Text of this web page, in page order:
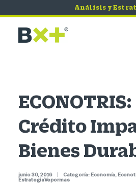
Análisis y
Bursátil
Quiero Invertir
Tips de Seguridad
Crédito
Bienes
junio 30, 2016 Categoría: Economía,
EstrategiaVepormas